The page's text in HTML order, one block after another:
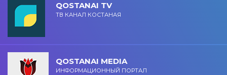
QOSTANAI TV
ТВ КАНАЛ КОСТАНАЯ
QOSTANAI MEDIA
ИНФОРМАЦИОННЫЙ ПОРТАЛ